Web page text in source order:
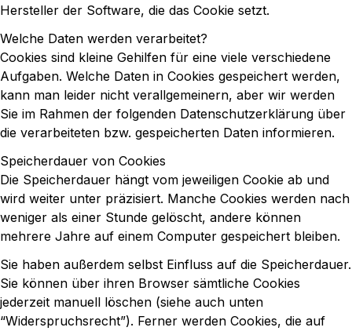
Hersteller der Software, die das Cookie setzt.
Welche Daten werden verarbeitet?
Cookies sind kleine Gehilfen für eine viele verschiedene
Aufgaben. Welche Daten in Cookies gespeichert werden,
kann man leider nicht verallgemeinern, aber wir werden
Sie im Rahmen der folgenden Datenschutzerklärung über
die verarbeiteten bzw. gespeicherten Daten informieren.
Speicherdauer von Cookies
Die Speicherdauer hängt vom jeweiligen Cookie ab und
wird weiter unter präzisiert. Manche Cookies werden nach
weniger als einer Stunde gelöscht, andere können
mehrere Jahre auf einem Computer gespeichert bleiben.
Sie haben außerdem selbst Einfluss auf die Speicherdauer.
Sie können über ihren Browser sämtliche Cookies
jederzeit manuell löschen (siehe auch unten
“Widerspruchsrecht”). Ferner werden Cookies, die auf